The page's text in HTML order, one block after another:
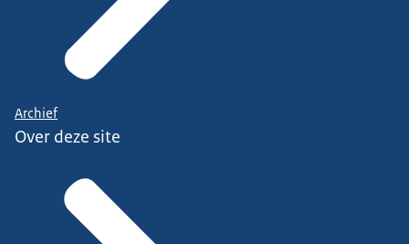
Archief
Over deze site